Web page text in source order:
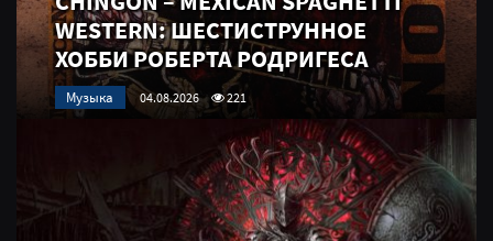
WESTERN: ШЕСТИСТРУННОЕ
ХОББИ РОБЕРТА РОДРИГЕСА
Музыка 04.08.2026 221